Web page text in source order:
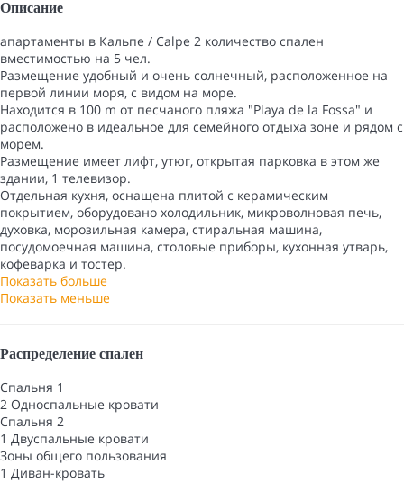
Описание
апартаменты в Кальпе / Calpe 2 количество спален
вместимостью на 5 чел.
Размещение удобный и очень солнечный, расположенное на
первой линии моря, с видом на море.
Находится в 100 m от песчаного пляжа "Playa de la Fossa" и
расположено в идеальное для семейного отдыха зоне и рядом с
морем.
Размещение имеет лифт, утюг, открытая парковка в этом же
здании, 1 телевизор.
Отдельная кухня, оснащена плитой с керамическим
покрытием, оборудовано холодильник, микроволновая печь,
духовка, морозильная камера, стиральная машина,
посудомоечная машина, столовые приборы, кухонная утварь,
кофеварка и тостер.
Показать больше
Показать меньше
Распределение спален
Спальня 1
2 Односпальные кровати
Спальня 2
1 Двуспальные кровати
Зоны общего пользования
1 Диван-кровать